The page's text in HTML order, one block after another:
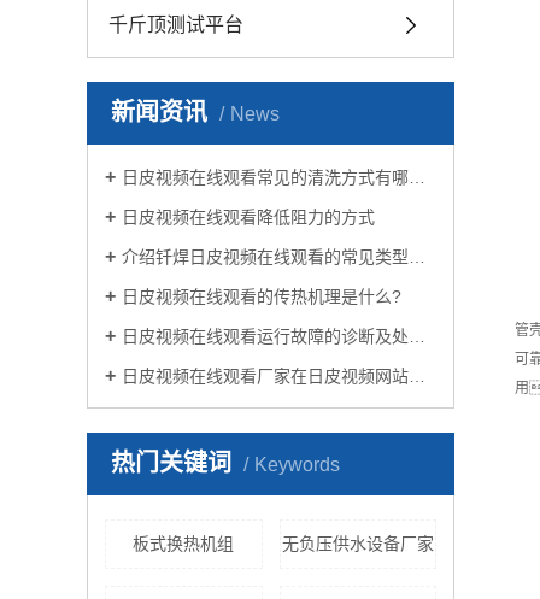
千斤顶测试平台
新闻资讯 News
日皮视频在线观看常见的清洗方式有哪些？
日皮视频在线观看降低阻力的方式
介绍钎焊日皮视频在线观看的常见类型有哪些
日皮视频在线观看的传热机理是什么?
日皮视频在线观看运行故障的诊断及处理方法
日皮视频在线观看厂家在日皮视频网站生活中有哪些作用？
热门关键词 Keywords
板式换热机组 无负压供水设备厂家
管
可
用